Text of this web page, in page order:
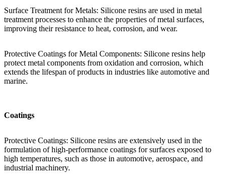
Surface Treatment for Metals: Silicone resins are used in metal
treatment processes to enhance the properties of metal surfaces,
improving their resistance to heat, corrosion, and wear.
Protective Coatings for Metal Components: Silicone resins help
protect metal components from oxidation and corrosion, which
extends the lifespan of products in industries like automotive and
marine.
Coatings
Protective Coatings: Silicone resins are extensively used in the
formulation of high-performance coatings for surfaces exposed to
high temperatures, such as those in automotive, aerospace, and
industrial machinery.